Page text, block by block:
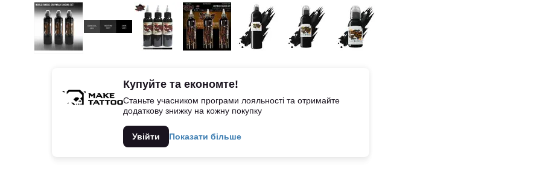
Купуйте та економте!
Станьте учасником програми лояльності та отримайте
додаткову знижку на кожну покупку
Увійти Показати більше